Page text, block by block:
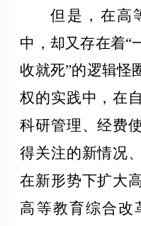
但是，在高
中，却又存在着“
收就死”的逻辑怪
权的实践中，在
科研管理、经费
得关注的新情况
在新形势下扩大
高等教育综合改